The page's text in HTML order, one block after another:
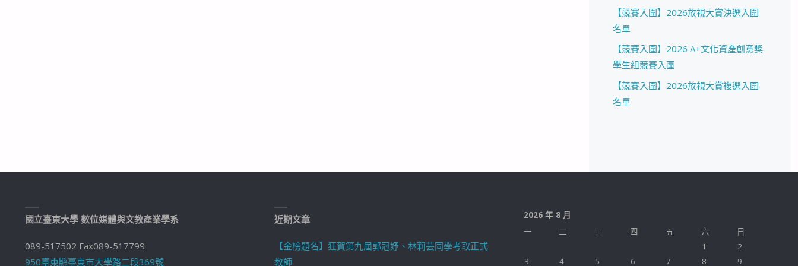
【競賽入圍】2026放視大賞決選入圍
名單
【競賽入圍】2026 A+文化資產創意獎
學生組競賽入圍
【競賽入圍】2026放視大賞複選入圍
名單
國立臺東大學 數位媒體與文教產業學系
089-517502 Fax089-517799
950臺東縣臺東市大學路二段369號
近期文章
【金榜題名】狂賀第九屆郭冠妤、林莉芸同學考取正式
教師
2026 年 8 月
一
二 三 四 五 六
日
1
2
3
4 5 6 7 8 9